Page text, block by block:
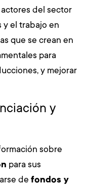
del sector
el trabajo en
que se crean en
para
y mejorar
y
sobre
para sus
de fondos y